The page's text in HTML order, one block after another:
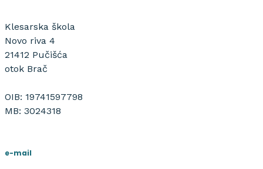
Klesarska škola
Novo riva 4
21412 Pučišća
otok Brač
OIB: 19741597798
MB: 3024318
e-mail